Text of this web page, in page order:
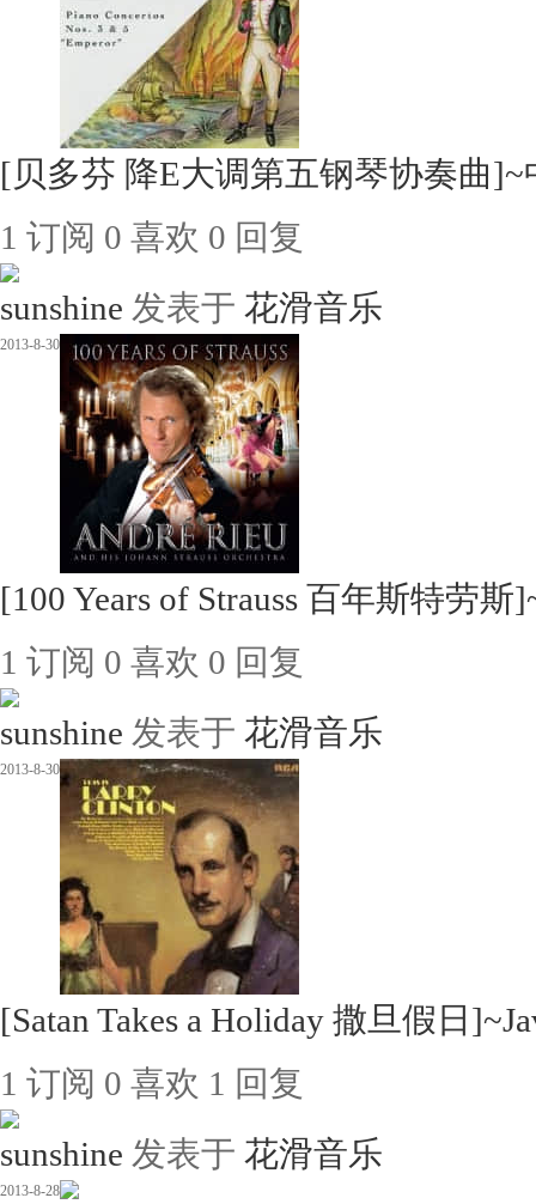
[贝多芬 降E大调第五钢琴协奏曲
1 订阅 0 喜欢 0 回复
sunshine 发表于 花滑音乐
2013-8-30
[100 Years of Strauss 百年斯特劳
1 订阅 0 喜欢 0 回复
sunshine 发表于 花滑音乐
2013-8-30
[Satan Takes a Holiday 撒旦假日
1 订阅 0 喜欢 1 回复
sunshine 发表于 花滑音乐
2013-8-28